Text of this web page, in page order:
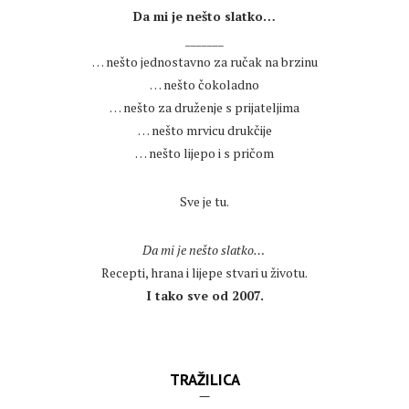
Da mi je nešto slatko…
… nešto jednostavno za ručak na brzinu
… nešto čokoladno
… nešto za druženje s prijateljima
… nešto mrvicu drukčije
… nešto lijepo i s pričom
Sve je tu.
Da mi je nešto slatko…
Recepti, hrana i lijepe stvari u životu.
I tako sve od 2007.
TRAŽILICA